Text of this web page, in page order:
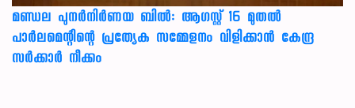
മണ്ഡല പുനർനിർണയ ബിൽ: ആഗസ്റ്റ് 16 മുതൽ
പാർലമെന്റിന്റെ പ്രത്യേക സമ്മേളനം വിളിക്കാൻ കേന്ദ്ര
സർക്കാർ നീക്കം